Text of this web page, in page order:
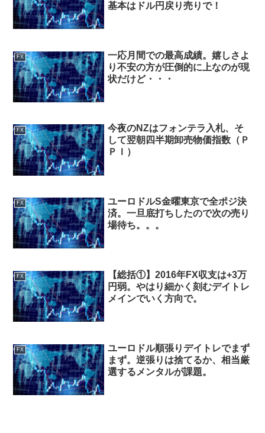
基本はドル円戻り売りで！
FX
一応月間での最高成績。嬉しさよ
り不安の方が圧倒的に上なのが現
状だけど・・・
FX
今夜のNZはフォンテラ入札、そ
して翌朝四半期卸売物価指数（Ｐ
ＰＩ）
FX
ユーロドルS金曜東京で全ポジ決
済。一旦底打ちしたので次の売り
場待ち。。。
FX
【総括①】2016年FX収支は+3万
円弱。やはり細かく刻むデイトレ
メインでいく方向で。
FX
ユーロドル順張りデイトレでまず
まず。逆張りは捨てるか、相当厳
選するメンタルが課題。